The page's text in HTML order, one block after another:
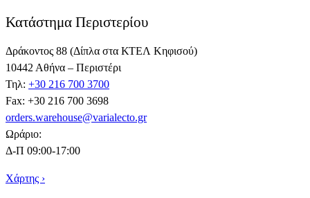
Κατάστημα Περιστερίου
Δράκοντος 88 (Δίπλα στα ΚΤΕΛ Κηφισού)
10442 Αθήνα – Περιστέρι
Τηλ: +30 216 700 3700
Fax: +30 216 700 3698
orders.warehouse@varialecto.gr
Ωράριο:
Δ-Π 09:00-17:00
Χάρτης ›